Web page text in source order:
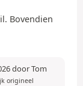
Bovendien
door Tom
origineel